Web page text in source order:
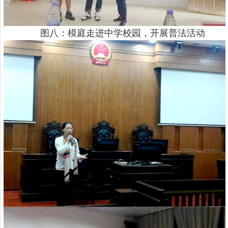
图八：模庭走进中学校园，开展普法活动